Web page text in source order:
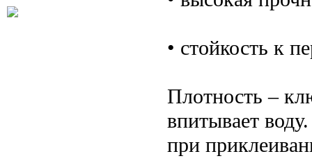
• стойкость к
Плотность –
впитывает
при